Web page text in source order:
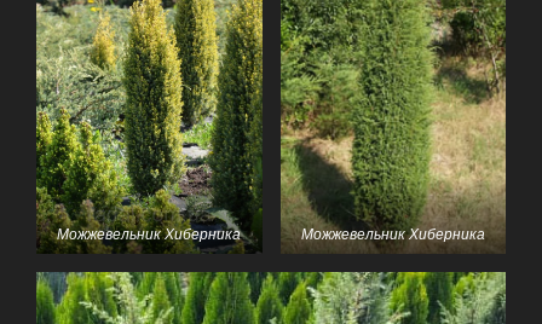
Можжевельник Хиберника Можжевельник Хиберника